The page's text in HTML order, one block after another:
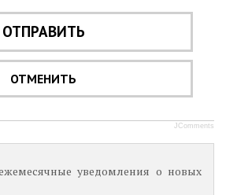
ОТПРАВИТЬ
ОТМЕНИТЬ
JComments
уведомления о новых